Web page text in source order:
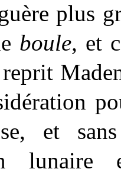
plus
boule, et
reprit
et
lunaire